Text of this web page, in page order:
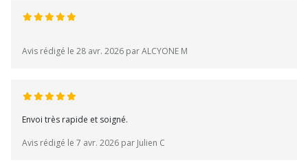
Avis rédigé le 28 avr. 2026 par ALCYONE M
Envoi très rapide et soigné.
Avis rédigé le 7 avr. 2026 par Julien C